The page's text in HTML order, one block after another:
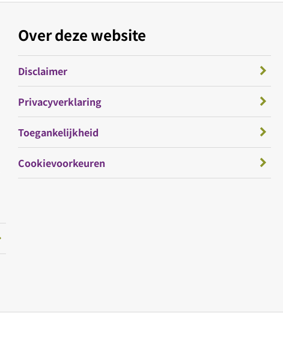
Over deze website
Disclaimer
Privacyverklaring
Toegankelijkheid
Cookievoorkeuren